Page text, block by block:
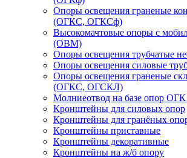
Опоры освещения граненые
(ОГКС, ОГКСф)
Высокомачтовые опоры с
(ОВМ)
Опоры освещения трубчатые
Опоры освещения силовые
Опоры освещения граненые
(ОГКС, ОГСКЛ)
Молниеотвод на базе опор
Кронштейны для силовых опор
Кронштейны для гранёных
Кронштейны приставные
Кронштейны декоративные
Кронштейны на ж/б опору